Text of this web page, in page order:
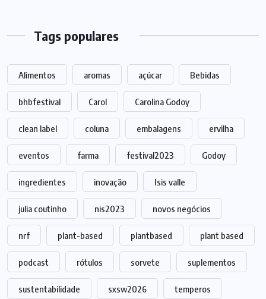
Tags populares
Alimentos aromas açúcar Bebidas
bhbfestival Carol Carolina Godoy
clean label coluna embalagens ervilha
eventos farma festival2023 Godoy
ingredientes inovação Isis valle
julia coutinho nis2023 novos negócios
nrf plant-based plantbased plant based
podcast rótulos sorvete suplementos
sustentabilidade sxsw2026 temperos